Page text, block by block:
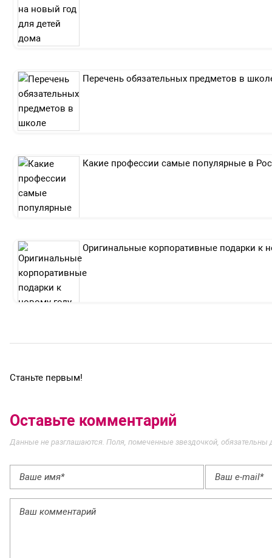
Перечень обязательных предметов в
Какие профессии самые популярные в
Оригинальные корпоративные подарки к
Станьте первым!
Оставьте комментарий
Данные не разглашаются. Поля, помеченные звездочкой, обязательны